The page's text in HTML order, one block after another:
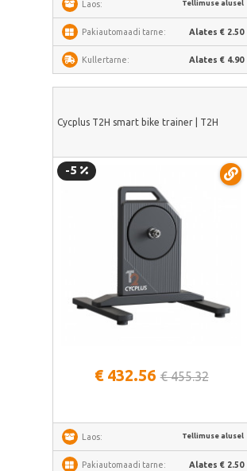
Laos: Tellimuse alusel
Pakiautomaadi tarne: Alates € 2.50
Kullertarne: Alates € 4.90
Cycplus T2H smart bike trainer | T2H
-5
€ 432.56 € 455.32
Laos: Tellimuse alusel
Pakiautomaadi tarne: Alates € 2.50